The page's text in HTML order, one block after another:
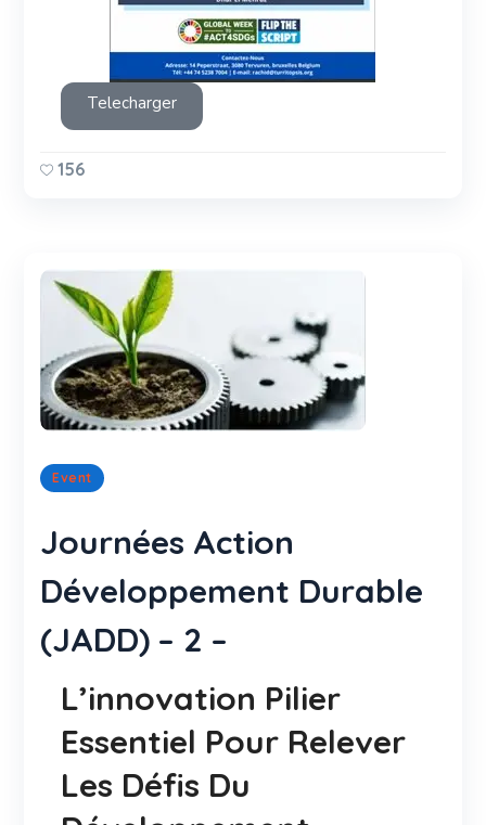
Telecharger
156
Event
Journées Action
Développement Durable
(JADD) – 2 –
L’innovation Pilier
Essentiel Pour Relever
Les Défis Du